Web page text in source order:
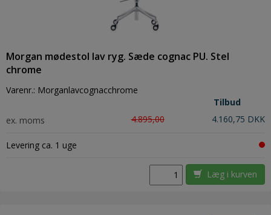
Morgan mødestol lav ryg. Sæde cognac PU. Stel
chrome
Varenr.: Morganlavcognacchrome
Tilbud
ex. moms
4.895,00 4.160,75 DKK
Levering ca. 1 uge
Læg i kurven